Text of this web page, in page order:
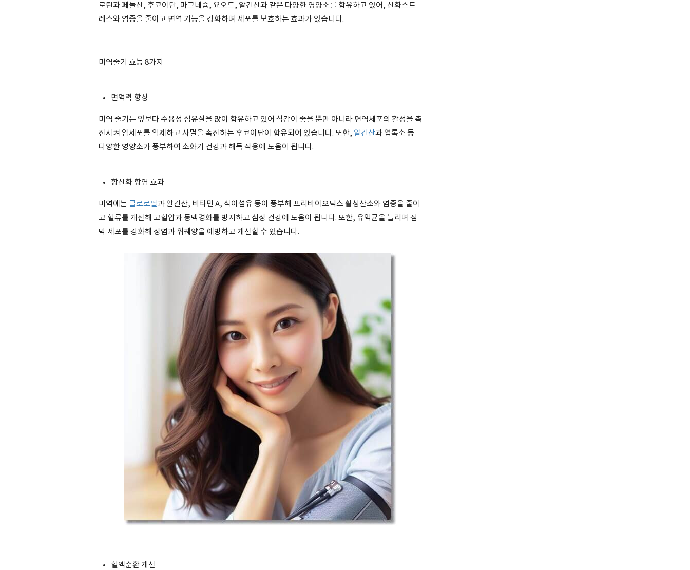
로틴과 페놀산, 후코이단, 마그네슘, 요오드, 알긴산과 같은 다양한 영양소를 함유하고 있어, 산화스트
레스와 염증을 줄이고 면역 기능을 강화하며 세포를 보호하는 효과가 있습니다.
미역줄기 효능 8가지
면역력 향상
미역 줄기는 잎보다 수용성 섬유질을 많이 함유하고 있어 식감이 좋을 뿐만 아니라 면역세포의 활성을 촉
진시켜 암세포를 억제하고 사멸을 촉진하는 후코이단이 함유되어 있습니다. 또한, 알긴산과 엽록소 등
다양한 영양소가 풍부하여 소화기 건강과 해독 작용에 도움이 됩니다.
항산화 항염 효과
미역에는 클로로필과 알긴산, 비타민 A, 식이섬유 등이 풍부해 프리바이오틱스 활성산소와 염증을 줄이
고 혈류를 개선해 고혈압과 동맥경화를 방지하고 심장 건강에 도움이 됩니다. 또한, 유익균을 늘리며 점
막 세포를 강화해 장염과 위궤양을 예방하고 개선할 수 있습니다.
혈액순환 개선